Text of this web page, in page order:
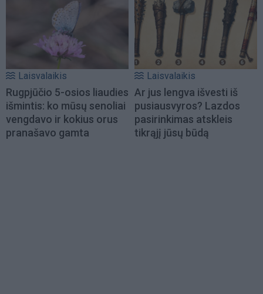
Laisvalaikis
Rugpjūčio 5-osios liaudies
išmintis: ko mūsų senoliai
vengdavo ir kokius orus
pranašavo gamta
Laisvalaikis
Ar jus lengva išvesti iš
pusiausvyros? Lazdos
pasirinkimas atskleis
tikrąjį jūsų būdą